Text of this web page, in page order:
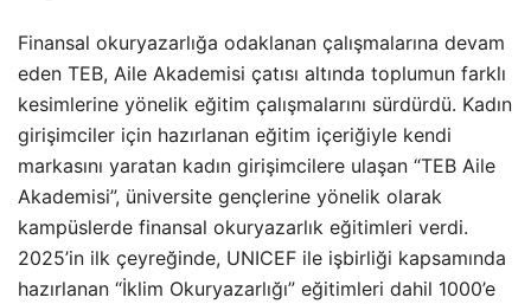
Finansal okuryazarlığa odaklanan çalışmalarına devam
eden TEB, Aile Akademisi çatısı altında toplumun farklı
kesimlerine yönelik eğitim çalışmalarını sürdürdü. Kadın
girişimciler için hazırlanan eğitim içeriğiyle kendi
markasını yaratan kadın girişimcilere ulaşan “TEB Aile
Akademisi”, üniversite gençlerine yönelik olarak
kampüslerde finansal okuryazarlık eğitimleri verdi.
2025’in ilk çeyreğinde, UNICEF ile işbirliği kapsamında
hazırlanan “İklim Okuryazarlığı” eğitimleri dahil 1000’e